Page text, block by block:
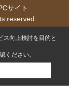
サイト
reserved.
ス向上検討を目的と
ください。